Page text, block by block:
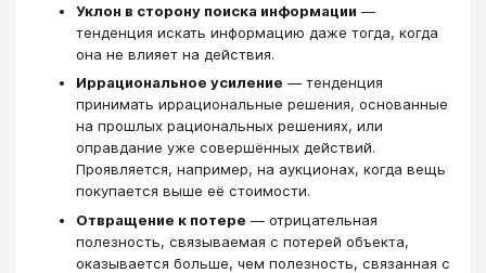
Уклон в сторону поиска информации —
тенденция искать информацию даже тогда, когда
она не влияет на действия.
Иррациональное усиление — тенденция
принимать иррациональные решения, основанные
на прошлых рациональных решениях, или
оправдание уже совершённых действий.
Проявляется, например, на аукционах, когда вещь
покупается выше её стоимости.
Отвращение к потере — отрицательная
полезность, связываемая с потерей объекта,
оказывается больше, чем полезность, связанная с